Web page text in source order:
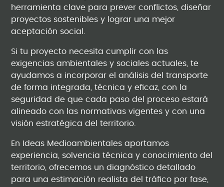
herramienta clave para prever conflictos, diseñar
proyectos sostenibles y lograr una mejor
aceptación social.
Si tu proyecto necesita cumplir con las
exigencias ambientales y sociales actuales, te
ayudamos a incorporar el análisis del transporte
de forma integrada, técnica y eficaz, con la
seguridad de que cada paso del proceso estará
alineado con las normativas vigentes y con una
visión estratégica del territorio.
En Ideas Medioambientales aportamos
experiencia, solvencia técnica y conocimiento del
territorio, ofrecemos un diagnóstico detallado
para una estimación realista del tráfico por fase,